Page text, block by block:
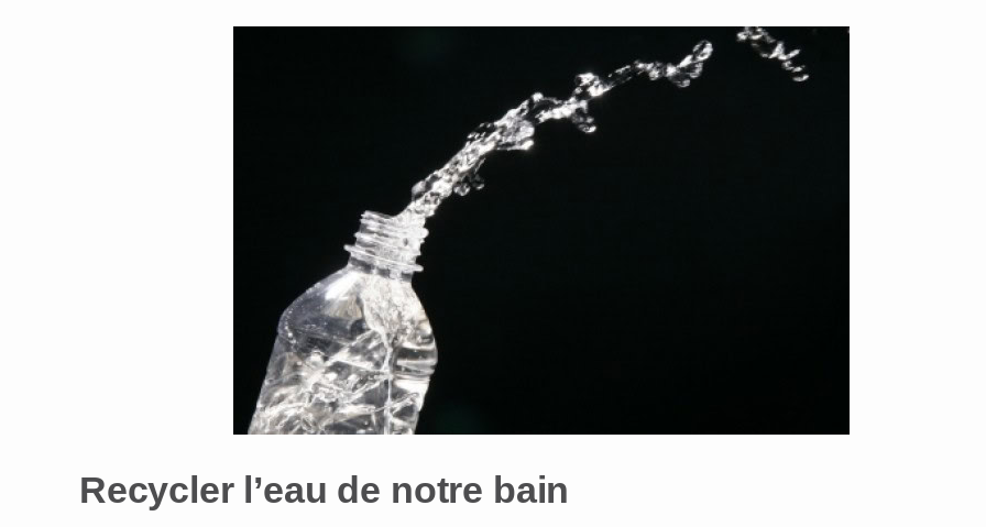
Recycler l’eau de notre bain